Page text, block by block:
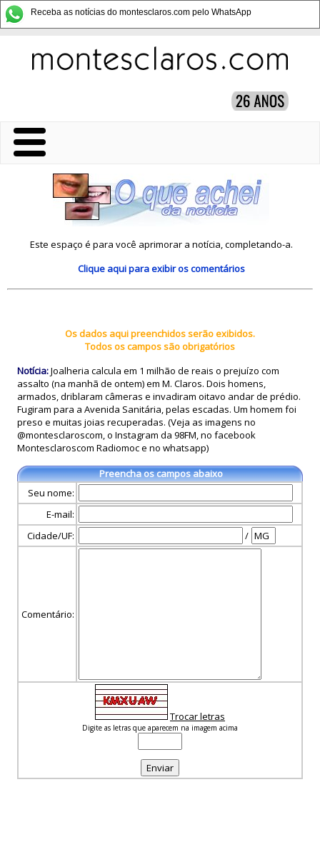
Receba as notícias do montesclaros.com pelo WhatsApp
Este espaço é para você aprimorar a notícia, completando-a.
Clique aquipara exibir os comentários
Os dados aqui preenchidos serão exibidos.
Todos os campos são obrigatórios
Notícia:Joalheria calcula em 1 milhão de reais o prejuízo com
assalto (na manhã de ontem) em M. Claros. Dois homens,
armados, driblaram câmeras e invadiram oitavo andar de prédio.
Fugiram para a Avenida Sanitária, pelas escadas. Um homem foi
preso e muitas joias recuperadas. (Veja as imagens no
@montesclaroscom, o Instagram da 98FM, no facebook
Montesclaroscom Radiomoc e no whatsapp)
Preencha os campos abaixo
Seu nome:
E-mail:
Cidade/UF:
/
Comentário:
Trocar letras
Digite as letras que aparecem na imagem acima